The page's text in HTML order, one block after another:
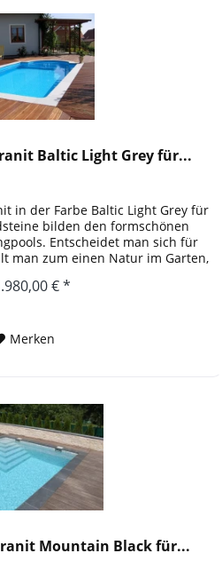
Baltic Light Grey für...
in der Farbe Baltic Light Grey für
bilden den formschönen
Entscheidet man sich für
man zum einen Natur im Garten,
€ *
Merken
Mountain Black für...